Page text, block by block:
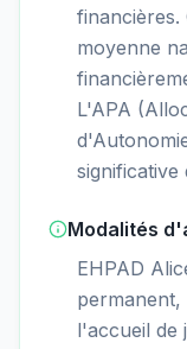
financières.
moyenne
L'APA
significative
Modalités
EHPAD
l'accueil de